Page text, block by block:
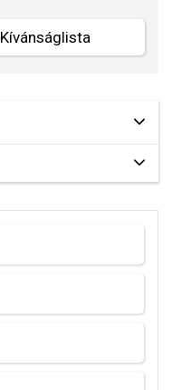
Kívánságlista